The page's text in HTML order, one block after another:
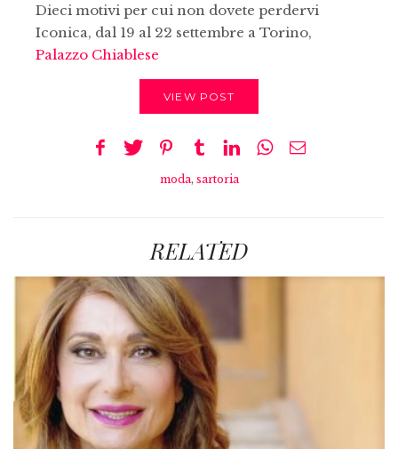
Dieci motivi per cui non dovete perdervi
Iconica, dal 19 al 22 settembre a Torino,
Palazzo Chiablese
VIEW POST
moda, sartoria
RELATED